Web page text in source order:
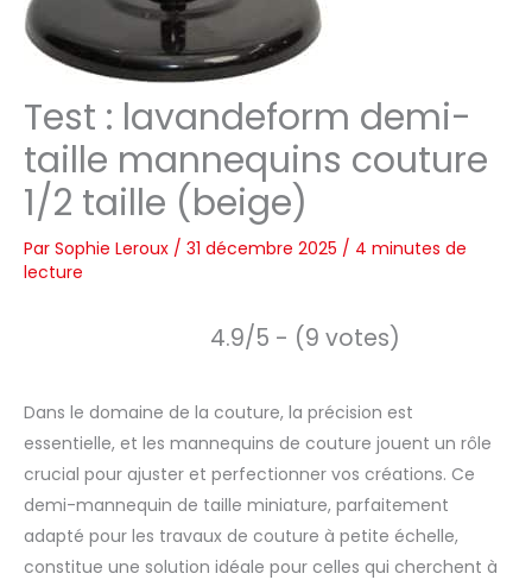
Test : lavandeform demi-
taille mannequins couture
1/2 taille (beige)
Par Sophie Leroux / 31 décembre 2025 / 4 minutes de
lecture
4.9/5 - (9 votes)
Dans le domaine de la couture, la précision est
essentielle, et les mannequins de couture jouent un rôle
crucial pour ajuster et perfectionner vos créations. Ce
demi-mannequin de taille miniature, parfaitement
adapté pour les travaux de couture à petite échelle,
constitue une solution idéale pour celles qui cherchent à